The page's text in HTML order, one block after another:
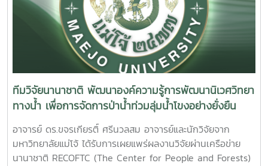
Agriculture and Forestry College สปป.ลาว พร้อมทั้งทำงาน
ร่วมกับชุมชนในพื้นที่นำร่องทั้งสองประเทศงานวิจัยใช้แนวทาง
การมีส่วนร่วมของชุมชน (Community-based Research)
ผสานองค์ความรู้ท้องถิ่นกับการสำรวจภาคสนาม การประเมิน
ความหลากหลายทางชีวภาพ และการจัดทำแผนที่เชิงนิเวศ เพื่อ
ศึกษาการเปลี่ยนแปลงของป่าบุ่งป่าทาม ซึ่งเป็นแหล่งอนุบาลสัตว์
น้ำและทรัพยากรธรรมชาติที่มีความสำคัญต่อวิถีชีวิตของ
ประชาชนในลุ่มน้ำโขงผลการดำเนินงานจะนำไปสู่การพัฒนา
แนวทางอนุรักษ์ที่ขับเคลื่อนโดยชุมชน อาทิ การจัดตั้งเขตอนุรักษ์
พันธุ์ปลา การฟื้นฟูแหล่งอาศัยของสัตว์น้ำ และการสร้างฐาน
ข้อมูลทางนิเวศและสังคมเพื่อสนับสนุนการกำหนดนโยบายด้าน
ทีมวิจัยนานาชาติ พัฒนาองค์ความรู้การพัฒนานิเวศวิทยา
ทางน้ำ เพื่อการจัดการป่าน้ำท่วมลุ่มน้ำโขงอย่างยั่งยืน
อาจารย์ ดร.ขจรเกียรติ์ ศรีนวลสม อาจารย์และนักวิจัยจาก
มหาวิทยาลัยแม่โจ้ ได้รับการเผยแพร่ผลงานวิจัยผ่านเครือข่าย
นานาชาติ RECOFTC (The Center for People and Forests)